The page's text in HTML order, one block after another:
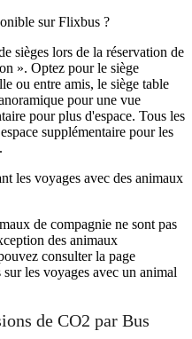
sur Flixbus ?
sièges lors de la réservation de
». Optez pour le siège
ou entre amis, le siège table
pour une vue
pour plus d'espace. Tous les
supplémentaire pour les
les voyages avec des animaux
de compagnie ne sont pas
des animaux
consulter la page
les voyages avec un animal
de CO2 par Bus